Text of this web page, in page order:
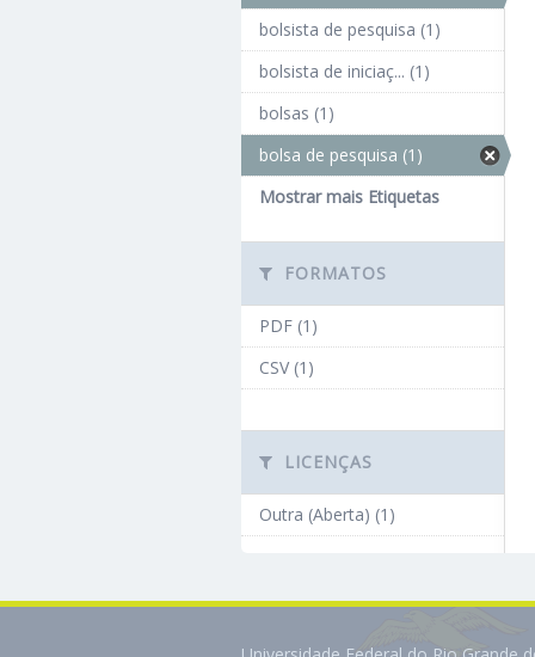
bolsista de pesquisa (1)
bolsista de iniciaç... (1)
bolsas (1)
bolsa de pesquisa (1)
Mostrar mais Etiquetas
FORMATOS
PDF (1)
CSV (1)
LICENÇAS
Outra (Aberta) (1)